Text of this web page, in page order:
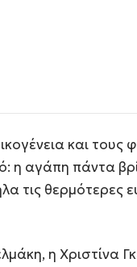
και τους
αγάπη πάντα
τις θερμότερες
η Χριστίνα